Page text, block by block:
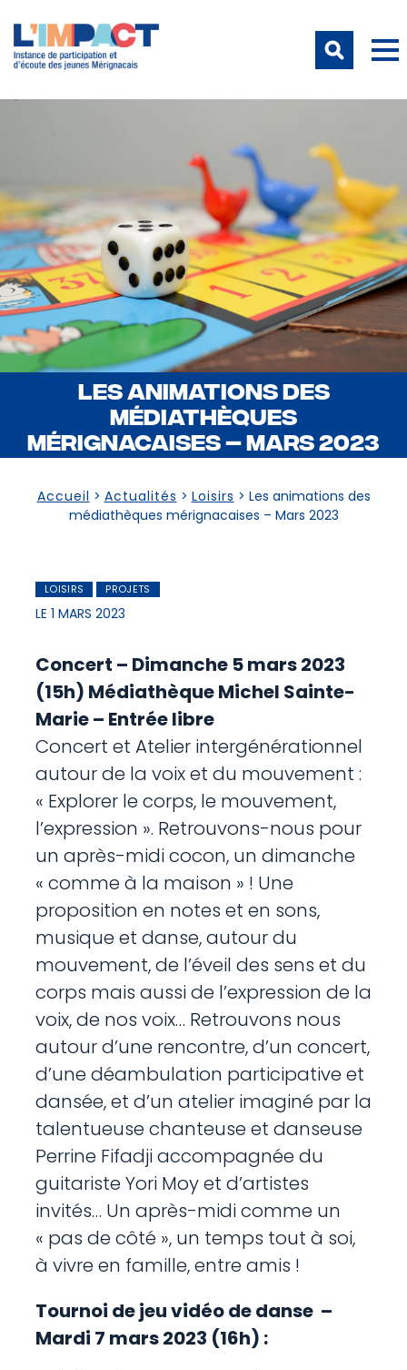
LES ANIMATIONS DES
MÉDIATHÈQUES
MÉRIGNACAISES – MARS 2023
Accueil > Actualités > Loisirs > Les animations des
médiathèques mérignacaises – Mars 2023
LOISIRS PROJETS
LE 1 MARS 2023
Concert – Dimanche 5 mars 2023
(15h) Médiathèque Michel Sainte-
Marie – Entrée libre
Concert et Atelier intergénérationnel
autour de la voix et du mouvement :
« Explorer le corps, le mouvement,
l’expression ». Retrouvons-nous pour
un après-midi cocon, un dimanche
« comme à la maison » ! Une
proposition en notes et en sons,
musique et danse, autour du
mouvement, de l’éveil des sens et du
corps mais aussi de l’expression de la
voix, de nos voix… Retrouvons nous
autour d’une rencontre, d’un concert,
d’une déambulation participative et
dansée, et d’un atelier imaginé par la
talentueuse chanteuse et danseuse
Perrine Fifadji accompagnée du
guitariste Yori Moy et d’artistes
invités… Un après-midi comme un
« pas de côté », un temps tout à soi,
à vivre en famille, entre amis !
Tournoi de jeu vidéo de danse –
Mardi 7 mars 2023 (16h) :